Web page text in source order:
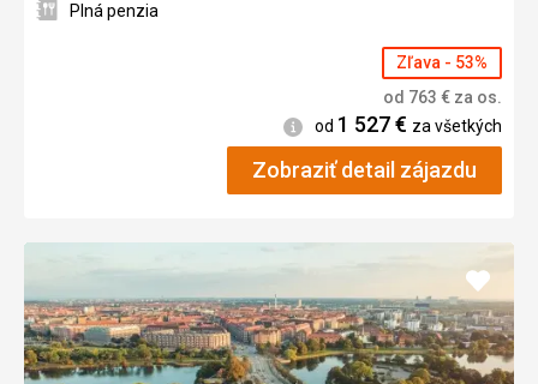
Plná penzia
Zľava - 53%
od 763 € za os.
Informácie
od 1 527€ za všetkých
Zobraziť detail zájazdu
Pridať